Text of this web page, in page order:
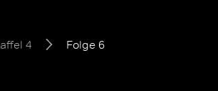
4 Folge 6